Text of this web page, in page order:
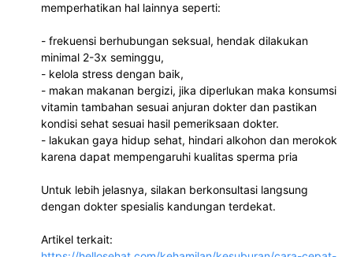
memperhatikan hal lainnya seperti:
- frekuensi berhubungan seksual, hendak dilakukan
minimal 2-3x seminggu,
- kelola stress dengan baik,
- makan makanan bergizi, jika diperlukan maka konsumsi
vitamin tambahan sesuai anjuran dokter dan pastikan
kondisi sehat sesuai hasil pemeriksaan dokter.
- lakukan gaya hidup sehat, hindari alkohon dan merokok
karena dapat mempengaruhi kualitas sperma pria
Untuk lebih jelasnya, silakan berkonsultasi langsung
dengan dokter spesialis kandungan terdekat.
Artikel terkait: